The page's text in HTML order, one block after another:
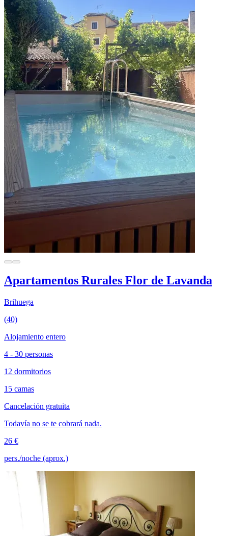
Apartamentos Rurales Flor de Lavanda
Brihuega
(40)
Alojamiento entero
4 - 30 personas
12 dormitorios
15 camas
Cancelación gratuita
Todavía no se te cobrará nada.
26 €
pers./noche (aprox.)